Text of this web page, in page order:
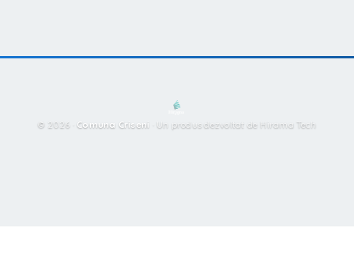
© 2026 · Comuna Criseni Un produs dezvoltat de Hirama Tech